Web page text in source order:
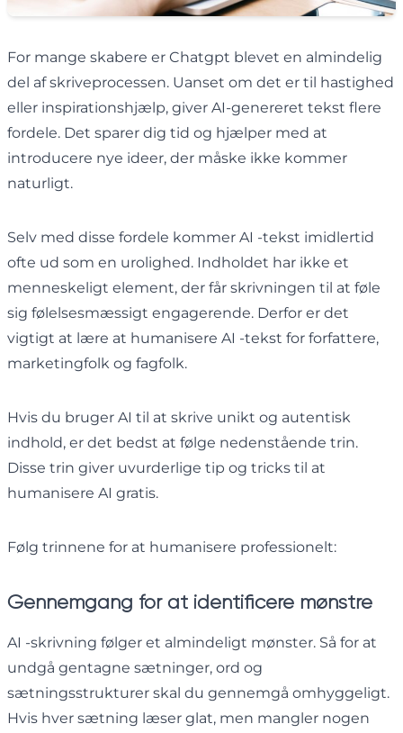
For mange skabere er Chatgpt blevet en almindelig
del af skriveprocessen. Uanset om det er til hastighed
eller inspirationshjælp, giver AI-genereret tekst flere
fordele. Det sparer dig tid og hjælper med at
introducere nye ideer, der måske ikke kommer
naturligt.
Selv med disse fordele kommer AI -tekst imidlertid
ofte ud som en urolighed. Indholdet har ikke et
menneskeligt element, der får skrivningen til at føle
sig følelsesmæssigt engagerende. Derfor er det
vigtigt at lære at humanisere AI -tekst for forfattere,
marketingfolk og fagfolk.
Hvis du bruger AI til at skrive unikt og autentisk
indhold, er det bedst at følge nedenstående trin.
Disse trin giver uvurderlige tip og tricks til at
humanisere AI gratis.
Følg trinnene for at humanisere professionelt:
Gennemgang for at identificere mønstre
AI -skrivning følger et almindeligt mønster. Så for at
undgå gentagne sætninger, ord og
sætningsstrukturer skal du gennemgå omhyggeligt.
Hvis hver sætning læser glat, men mangler nogen